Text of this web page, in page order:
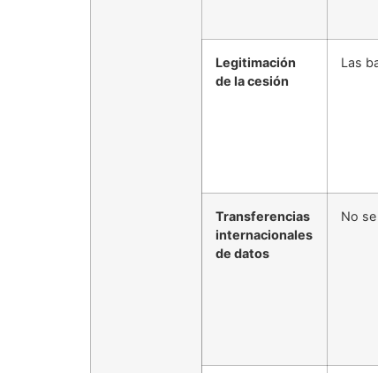
Legitimación
de la cesión
Las
Transferencias
internacionales
de datos
No